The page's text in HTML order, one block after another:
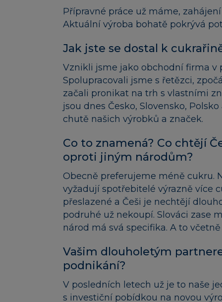
Přípravné práce už máme,
Aktuální výroba bohatě pokrývá
Jak jste se dostal k
Vznikli jsme jako obchodní firma v
Spolupracovali jsme s řetězci,
začali pronikat na trh s vlastními
jsou dnes Česko, Slovensko,
chutě našich výrobků a značek.
Co to znamená? Co chtějí
oproti jiným národům?
Obecně preferujeme méně cukru.
vyžadují spotřebitelé výrazně více
přeslazené a Češi je nechtějí
podruhé už nekoupí. Slováci zase
národ má svá specifika. A to
Vašim dlouholetým
podnikání?
V posledních letech už je to naše
s investiční pobídkou na novou